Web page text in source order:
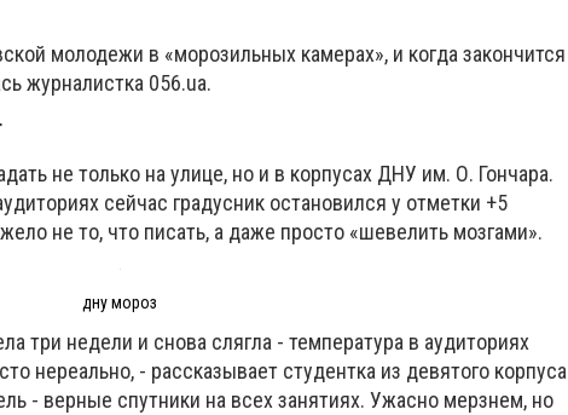
молодежи в «морозильных камерах», и когда закончится
журналистка 056.ua.
не только на улице, но и в корпусах ДНУ им. О. Гончара.
сейчас градусник остановился у отметки +5
не то, что писать, а даже просто «шевелить мозгами».
дну мороз
три недели и снова слягла - температура в аудиториях
нереально, - рассказывает студентка из девятого корпуса
- верные спутники на всех занятиях. Ужасно мерзнем, но